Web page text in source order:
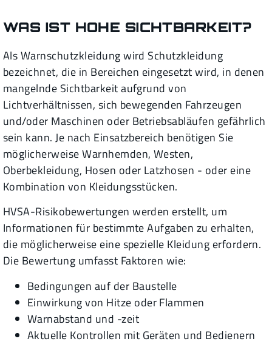
WAS IST HOHE SICHTBARKEIT?
Als Warnschutzkleidung wird Schutzkleidung
bezeichnet, die in Bereichen eingesetzt wird, in denen
mangelnde Sichtbarkeit aufgrund von
Lichtverhältnissen, sich bewegenden Fahrzeugen
und/oder Maschinen oder Betriebsabläufen gefährlich
sein kann. Je nach Einsatzbereich benötigen Sie
möglicherweise Warnhemden, Westen,
Oberbekleidung, Hosen oder Latzhosen - oder eine
Kombination von Kleidungsstücken.
HVSA-Risikobewertungen werden erstellt, um
Informationen für bestimmte Aufgaben zu erhalten,
die möglicherweise eine spezielle Kleidung erfordern.
Die Bewertung umfasst Faktoren wie:
Bedingungen auf der Baustelle
Einwirkung von Hitze oder Flammen
Warnabstand und -zeit
Aktuelle Kontrollen mit Geräten und Bedienern